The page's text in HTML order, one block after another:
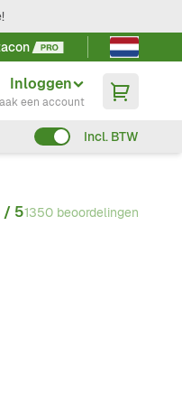
Taal kiezen
Inloggen
een account
Incl. BTW
/ 51350 beoordelingen